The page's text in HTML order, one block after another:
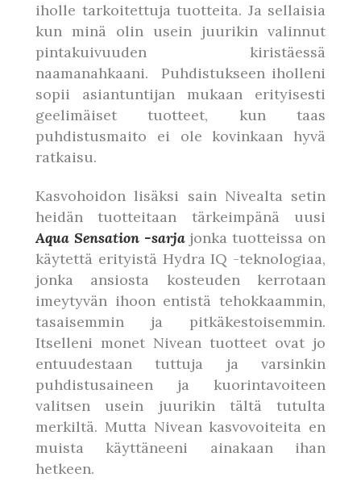
iholle tarkoitettuja tuotteita. Ja sellaisia
kun minä olin usein juurikin valinnut
pintakuivuuden kiristäessä
naamanahkaani. Puhdistukseen iholleni
sopii asiantuntijan mukaan erityisesti
geelimäiset tuotteet, kun taas
puhdistusmaito ei ole kovinkaan hyvä
ratkaisu.
Kasvohoidon lisäksi sain Nivealta setin
heidän tuotteitaan tärkeimpänä uusi
Aqua Sensation -sarjajonka tuotteissa on
käytettä erityistä Hydra IQ -teknologiaa,
jonka ansiosta kosteuden kerrotaan
imeytyvän ihoon entistä tehokkaammin,
tasaisemmin ja pitkäkestoisemmin.
Itselleni monet Nivean tuotteet ovat jo
entuudestaan tuttuja ja varsinkin
puhdistusaineen ja kuorintavoiteen
valitsen usein juurikin tältä tutulta
merkiltä. Mutta Nivean kasvovoiteita en
muista käyttäneeni ainakaan ihan
hetkeen.